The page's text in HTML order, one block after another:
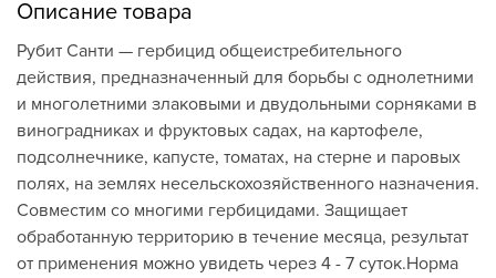
Описание товара
Рубит Санти — гербицид общеистребительного
действия, предназначенный для борьбы с однолетними
и многолетними злаковыми и двудольными сорняками в
виноградниках и фруктовых садах, на картофеле,
подсолнечнике, капусте, томатах, на стерне и паровых
полях, на землях несельскохозяйственного назначения.
Совместим со многими гербицидами. Защищает
обработанную территорию в течение месяца, результат
от применения можно увидеть через 4 - 7 суток.Норма